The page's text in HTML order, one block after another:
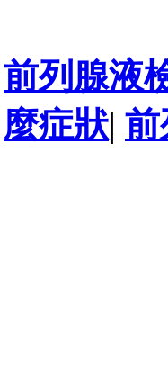
前列腺液
麼症狀| 前